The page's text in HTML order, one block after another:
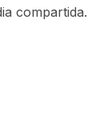
compartida.